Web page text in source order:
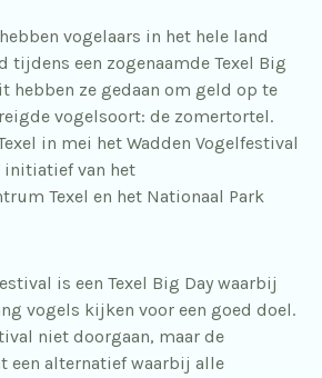
vogelaars in het hele land
tijdens een zogenaamde Texel Big
hebben ze gedaan om geld op te
vogelsoort: de zomertortel.
in mei het Wadden Vogelfestival
initiatief van het
Texel en het Nationaal Park
is een Texel Big Day waarbij
vogels kijken voor een goed doel.
niet doorgaan, maar de
een alternatief waarbij alle